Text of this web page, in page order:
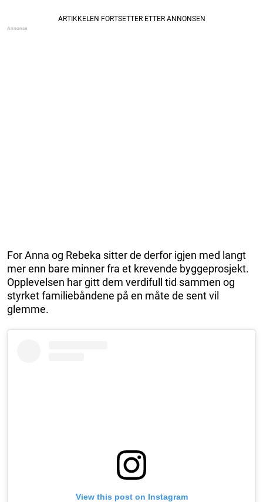
For Anna og Rebeka sitter de derfor igjen med langt
mer enn bare minner fra et krevende byggeprosjekt.
Opplevelsen har gitt dem verdifull tid sammen og
styrket familiebåndene på en måte de sent vil
glemme.
View this post on Instagram